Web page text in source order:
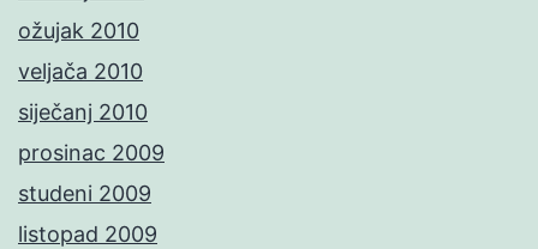
ožujak 2010
veljača 2010
siječanj 2010
prosinac 2009
studeni 2009
listopad 2009